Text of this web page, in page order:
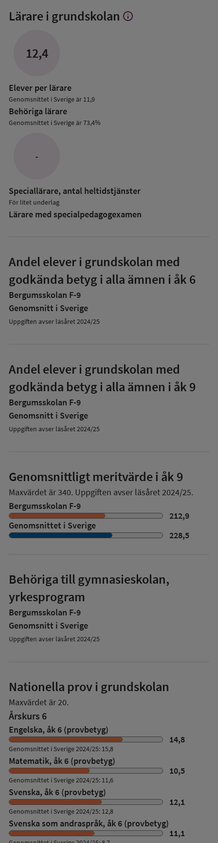
Lärare i grundskolan Visa
info
12,4
Elever per lärare
Genomsnittet i Sverige är 11,9
Behöriga lärare
Genomsnittet i Sverige är 73,4%
-
Speciallärare, antal heltidstjänster
För litet underlag
Lärare med specialpedagog­examen
Andel elever i grundskolan med
godkända betyg i alla ämnen i åk 6
Bergumsskolan F-9
Genomsnitt i Sverige
Uppgiften avser läsåret 2024/25
Andel elever i grundskolan med
godkända betyg i alla ämnen i åk 9
Bergumsskolan F-9
Genomsnitt i Sverige
Uppgiften avser läsåret 2024/25
Genomsnittligt meritvärde i åk 9
Maxvärdet är 340. Uppgiften avser läsåret 2024/25.
Bergumsskolan F-9
212,9
Genomsnittet i Sverige
228,5
Behöriga till gymnasieskolan,
yrkesprogram
Bergumsskolan F-9
Genomsnitt i Sverige
Uppgiften avser läsåret 2024/25
Nationella prov i grundskolan
Maxvärdet är 20.
Årskurs 6
Engelska, åk 6 (provbetyg)
14,8
Genomsnittet i Sverige 2024/25: 15,8
Matematik, åk 6 (provbetyg)
10,5
Genomsnittet i Sverige 2024/25: 11,6
Svenska, åk 6 (provbetyg)
12,1
Genomsnittet i Sverige 2024/25: 12,8
Svenska som andraspråk, åk 6 (provbetyg)
11,1